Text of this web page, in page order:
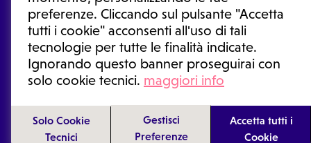
preferenze. Cliccando sul pulsante "Accetta
tutti i cookie" acconsenti all'uso di tali
tecnologie per tutte le finalità indicate.
Ignorando questo banner proseguirai con
solo cookie tecnici. maggiori info
Solo Cookie
Tecnici
Gestisci
Preferenze
Accetta tutti i
Cookie
Ⓒ 2025 | Tutti i diritti riservati.